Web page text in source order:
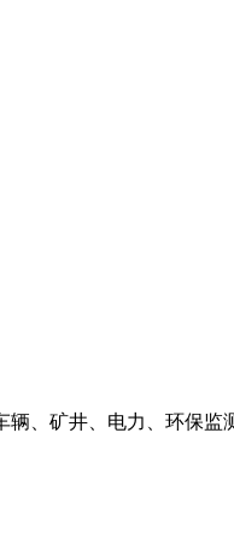
、矿井、电力、环保